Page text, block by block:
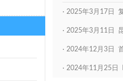
· 2025年3月17日
· 2025年3月11日
· 2024年12月3日
· 2024年11月25日